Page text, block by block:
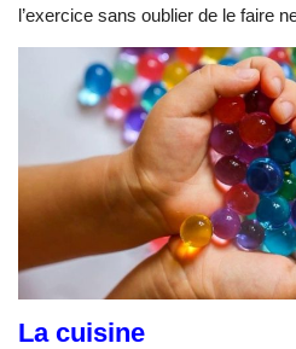
l’exercice sans oublier de le faire
La cuisine